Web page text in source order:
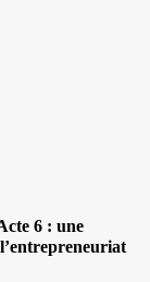
6 : une